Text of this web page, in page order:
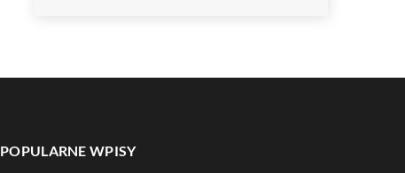
POPULARNE WPISY